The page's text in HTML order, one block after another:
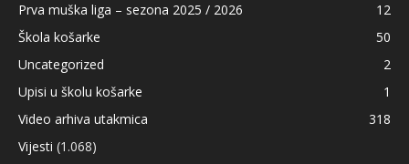
Prva muška liga – sezona 2025 / 2026
12
Škola košarke
50
Uncategorized
2
Upisi u školu košarke
1
Video arhiva utakmica
318
Vijesti (1.068)